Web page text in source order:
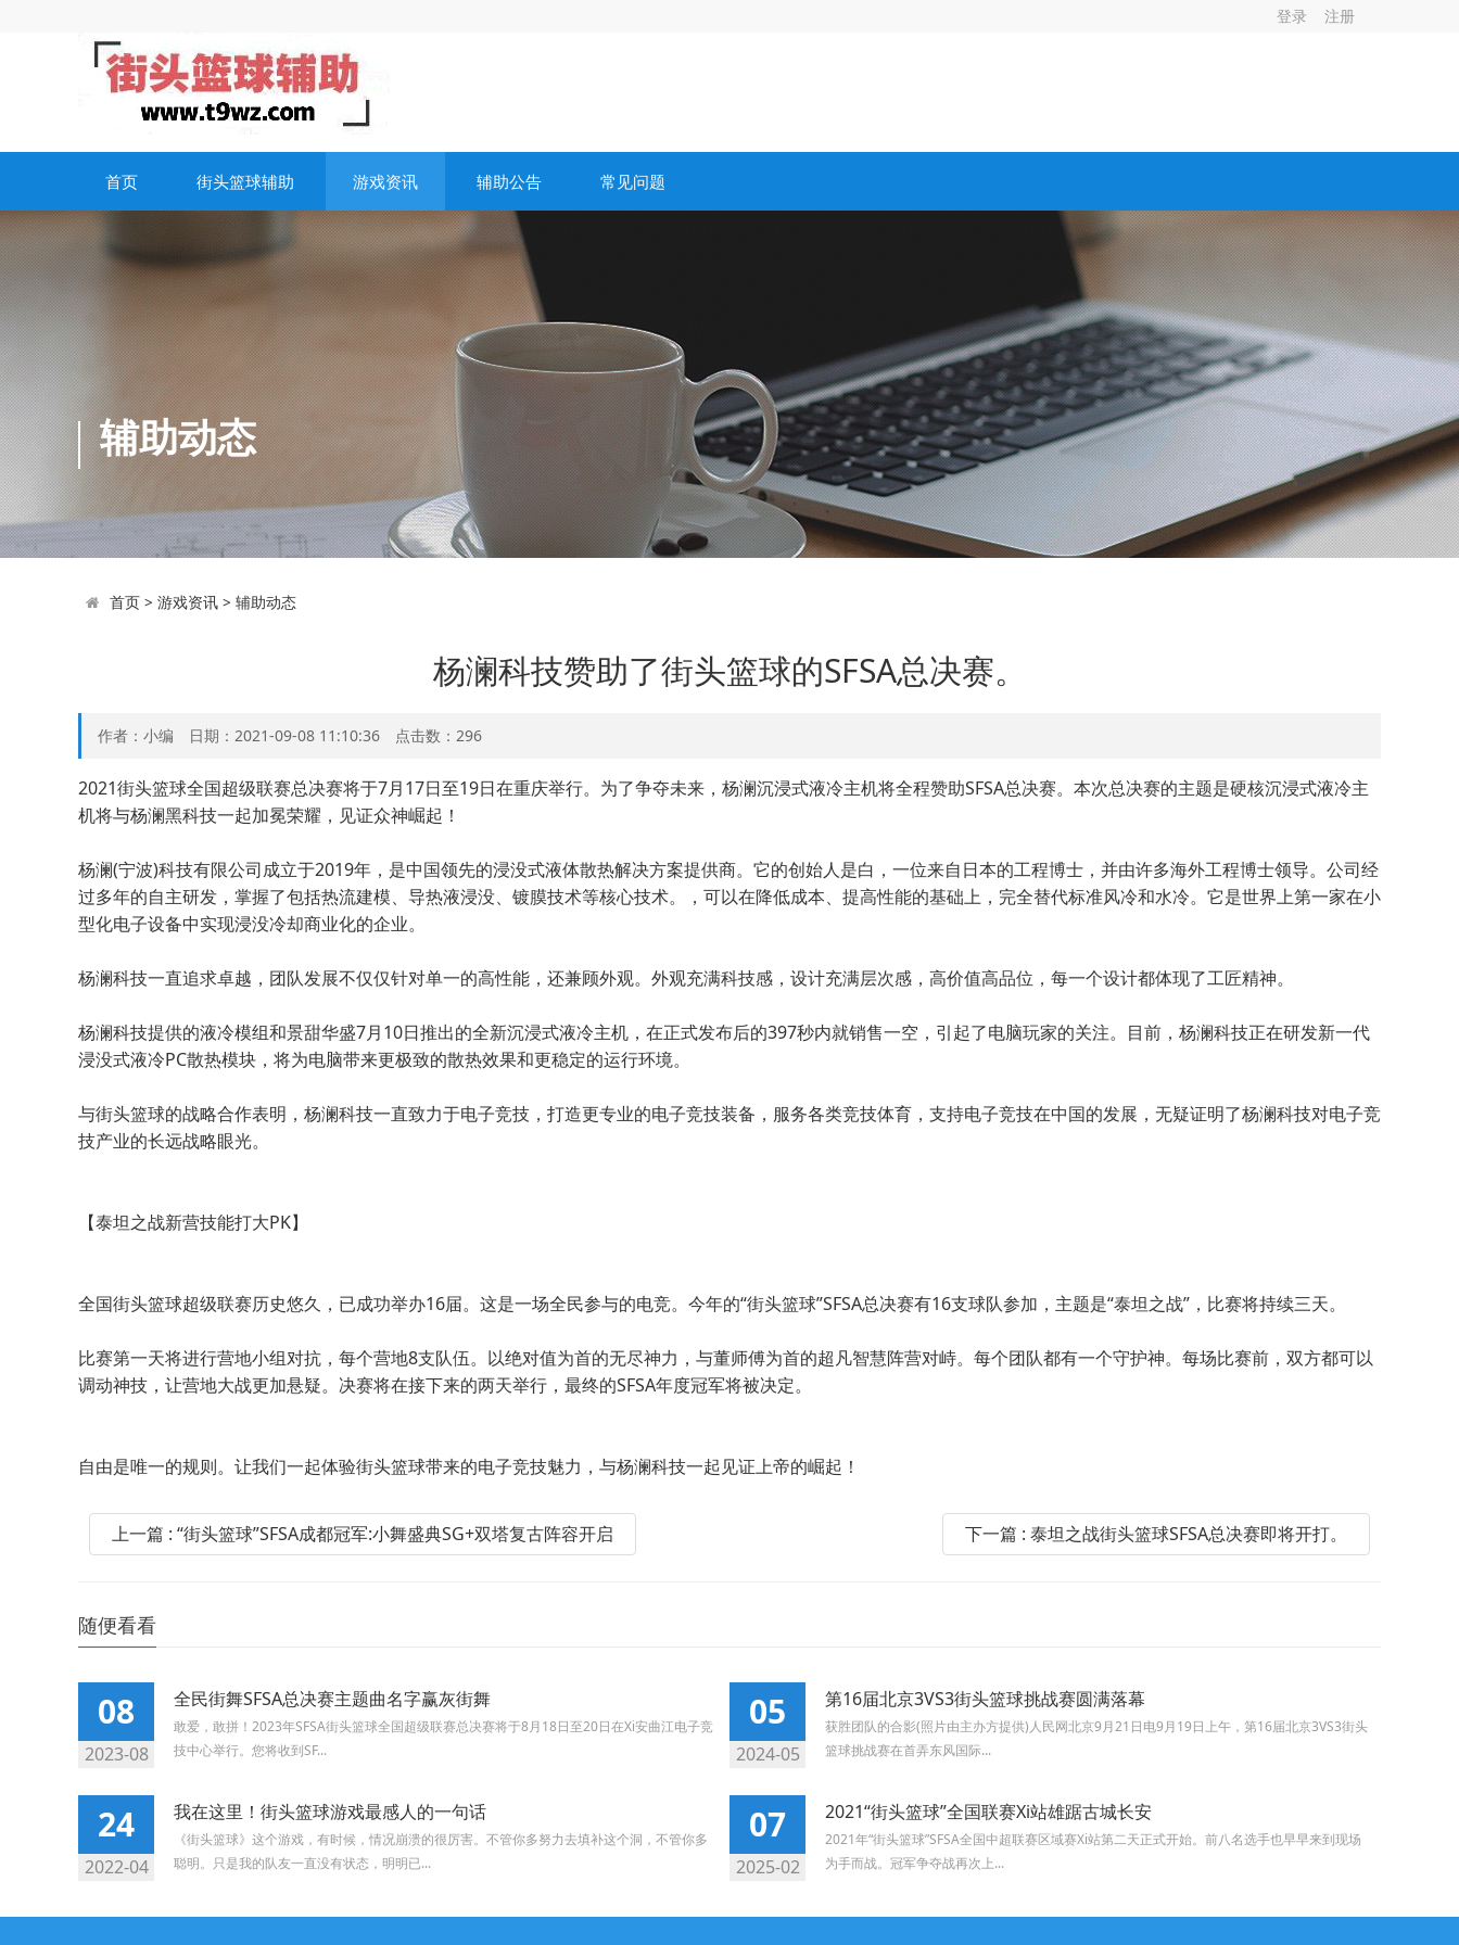
登录 注册
首页 街头篮球辅助 游戏资讯 辅助公告 常见问题
辅助动态
首页> 游戏资讯> 辅助动态
杨澜科技赞助了街头篮球的SFSA总决赛。
作者：小编 日期：2021-09-08 11:10:36 点击数： 296
2021街头篮球全国超级联赛总决赛将于7月17日至19日在重庆举行。为了争夺未来，杨澜沉浸式液冷主机将全程赞助SFSA总决赛。本次总决赛的主题是硬核沉浸式液冷主
机将与杨澜黑科技一起加冕荣耀，见证众神崛起！
杨澜(宁波)科技有限公司成立于2019年，是中国领先的浸没式液体散热解决方案提供商。它的创始人是白，一位来自日本的工程博士，并由许多海外工程博士领导。公司经
过多年的自主研发，掌握了包括热流建模、导热液浸没、镀膜技术等核心技术。，可以在降低成本、提高性能的基础上，完全替代标准风冷和水冷。它是世界上第一家在小
型化电子设备中实现浸没冷却商业化的企业。
杨澜科技一直追求卓越，团队发展不仅仅针对单一的高性能，还兼顾外观。外观充满科技感，设计充满层次感，高价值高品位，每一个设计都体现了工匠精神。
杨澜科技提供的液冷模组和景甜华盛7月10日推出的全新沉浸式液冷主机，在正式发布后的397秒内就销售一空，引起了电脑玩家的关注。目前，杨澜科技正在研发新一代
浸没式液冷PC散热模块，将为电脑带来更极致的散热效果和更稳定的运行环境。
与街头篮球的战略合作表明，杨澜科技一直致力于电子竞技，打造更专业的电子竞技装备，服务各类竞技体育，支持电子竞技在中国的发展，无疑证明了杨澜科技对电子竞
技产业的长远战略眼光。
【泰坦之战新营技能打大PK】
全国街头篮球超级联赛历史悠久，已成功举办16届。这是一场全民参与的电竞。今年的“街头篮球”SFSA总决赛有16支球队参加，主题是“泰坦之战”，比赛将持续三天。
比赛第一天将进行营地小组对抗，每个营地8支队伍。以绝对值为首的无尽神力，与董师傅为首的超凡智慧阵营对峙。每个团队都有一个守护神。每场比赛前，双方都可以
调动神技，让营地大战更加悬疑。决赛将在接下来的两天举行，最终的SFSA年度冠军将被决定。
自由是唯一的规则。让我们一起体验街头篮球带来的电子竞技魅力，与杨澜科技一起见证上帝的崛起！
上一篇 : “街头篮球”SFSA成都冠军:小舞盛典SG+双塔复古阵容开启 下一篇 : 泰坦之战街头篮球SFSA总决赛即将开打。
随便看看
08
2023-08
全民街舞SFSA总决赛主题曲名字赢灰街舞
敢爱，敢拼！2023年SFSA街头篮球全国超级联赛总决赛将于8月18日至20日在Xi安曲江电子竞
技中心举行。您将收到SF...
05
2024-05
第16届北京3VS3街头篮球挑战赛圆满落幕
获胜团队的合影(照片由主办方提供)人民网北京9月21日电9月19日上午，第16届北京3VS3街头
篮球挑战赛在首弄东风国际...
24
2022-04
我在这里！街头篮球游戏最感人的一句话
《街头篮球》这个游戏，有时候，情况崩溃的很厉害。不管你多努力去填补这个洞，不管你多
聪明。只是我的队友一直没有状态，明明已...
07
2025-02
2021“街头篮球”全国联赛Xi站雄踞古城长安
2021年“街头篮球”SFSA全国中超联赛区域赛Xi站第二天正式开始。前八名选手也早早来到现场
为手而战。冠军争夺战再次上...